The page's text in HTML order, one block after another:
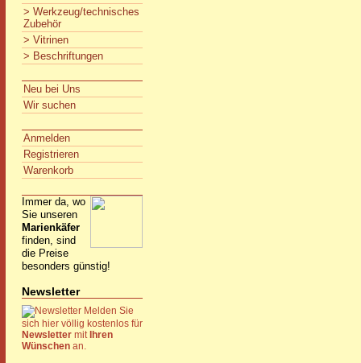
> Werkzeug/technisches
Zubehör
> Vitrinen
> Beschriftungen
Neu bei Uns
Wir suchen
Anmelden
Registrieren
Warenkorb
Immer da, wo
Sie unseren
Marienkäfer
finden, sind
die Preise
besonders günstig!
Newsletter
Melden Sie
sich hier völlig kostenlos für
Newsletter mit Ihren
Wünschen an.